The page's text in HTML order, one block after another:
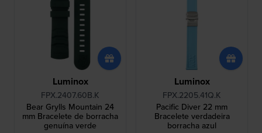
Luminox
FPX.2407.60B.K
Bear Grylls Mountain 24
mm Bracelete de borracha
genuína verde
Luminox
FPX.2205.41Q.K
Pacific Diver 22 mm
Bracelete verdadeira
borracha azul